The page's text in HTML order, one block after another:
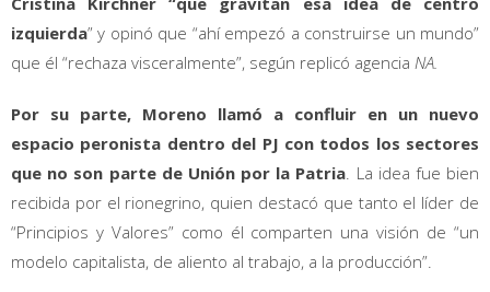
izquierda” y opinó que “ahí empezó a construirse un mundo”
que él “rechaza visceralmente”, según replicó agencia NA.
Por su parte, Moreno llamó a confluir en un nuevo
espacio peronista dentro del PJ con todos los sectores
que no son parte de Unión por la Patria . La idea fue bien
recibida por el rionegrino, quien destacó que tanto el líder de
“Principios y Valores” como él comparten una visión de “un
modelo capitalista, de aliento al trabajo, a la producción”.